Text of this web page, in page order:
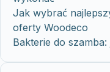
Jak wybrać
oferty Woodeco
Bakterie do